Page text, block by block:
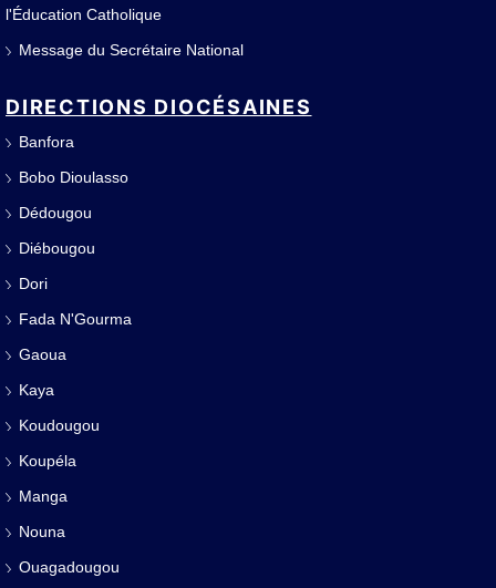
l'Éducation Catholique
Message du Secrétaire National
DIRECTIONS DIOCÉSAINES
Banfora
Bobo Dioulasso
Dédougou
Diébougou
Dori
Fada N'Gourma
Gaoua
Kaya
Koudougou
Koupéla
Manga
Nouna
Ouagadougou